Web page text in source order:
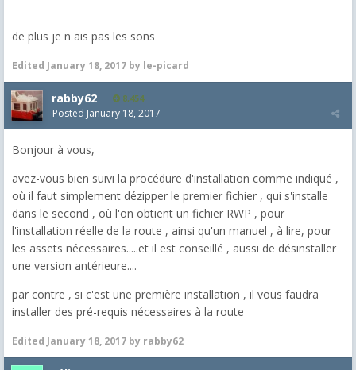
de plus je n ais pas les sons
Edited January 18, 2017 by le-picard
rabby62 8,454
Posted January 18, 2017
Bonjour à vous,
avez-vous bien suivi la procédure d'installation comme indiqué ,
où il faut simplement dézipper le premier fichier , qui s'installe
dans le second , où l'on obtient un fichier RWP , pour
l'installation réelle de la route , ainsi qu'un manuel , à lire, pour
les assets nécessaires.....et il est conseillé , aussi de désinstaller
une version antérieure....
par contre , si c'est une première installation , il vous faudra
installer des pré-requis nécessaires à la route
Edited January 18, 2017 by rabby62